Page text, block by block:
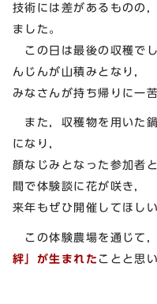
技術には差があるものの
ました。
この日は最後の収穫で
んじんが山積みとなり，
みなさんが持ち帰りに一
また，収穫物を用いた
になり，
顔なじみとなった参加者
間で体験談に花が咲き，
来年もぜひ開催してほし
この体験農場を通じて
絆」が生まれた ことと思